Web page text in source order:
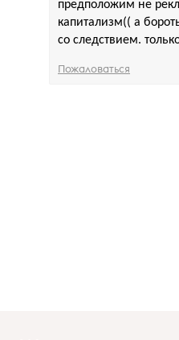
предположим не
капитализм(( а
со следствием.
Пожаловаться